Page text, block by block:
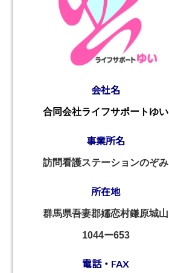
会社名
合同会社ライフサポートゆい
事業所名
訪問看護ステーションのぞみ
所在地
群馬県吾妻郡嬬恋村鎌原城山
1044ー653
電話・FAX